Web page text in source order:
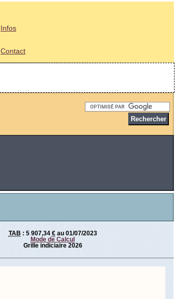
Infos
Contact
TAB : 5 907,34 €au 01/07/2023
Mode de Calcul
Grille indiciaire 2026